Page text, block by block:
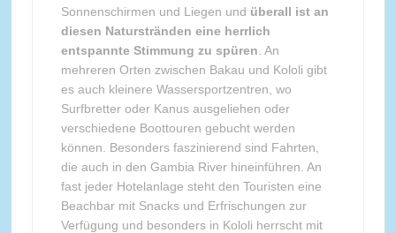
Sonnenschirmen und Liegen und überall ist an
diesen Naturstränden eine herrlich
entspannte Stimmung zu spüren . An
mehreren Orten zwischen Bakau und Kololi gibt
es auch kleinere Wassersportzentren, wo
Surfbretter oder Kanus ausgeliehen oder
verschiedene Boottouren gebucht werden
können. Besonders faszinierend sind Fahrten,
die auch in den Gambia River hineinführen. An
fast jeder Hotelanlage steht den Touristen eine
Beachbar mit Snacks und Erfrischungen zur
Verfügung und besonders in Kololi herrscht mit